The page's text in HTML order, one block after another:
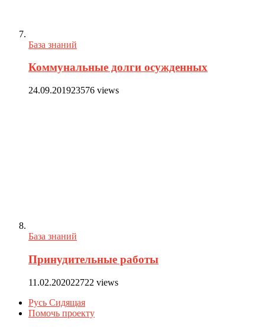
База знаний
Коммунальные долги осужденных
24.09.201923576 views
База знаний
Принудительные работы
11.02.202022722 views
Русь Сидящая
Помочь проекту